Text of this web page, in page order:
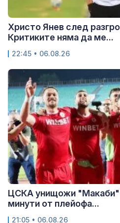
Христо Янев след
Критиките няма да ме...
22:45 • 06.08.26
ЦСКА унищожи "Макаби"
минути от плейофа...
21:05 • 06.08.26